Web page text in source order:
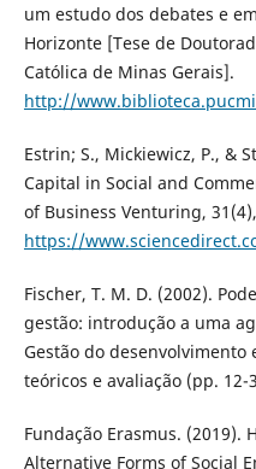
um estudo dos debates e
Horizonte [Tese de
Católica de Minas Gerais].
http://
Estrin; S., Mickiewicz, P., &
Capital in Social and
of Business Venturing,
https://
Fischer, T. M. D. (2002).
gestão: introdução a uma
Gestão do desenvolvimento
teóricos e avaliação (pp. 12-
Fundação Erasmus. (2019).
Alternative Forms of Social